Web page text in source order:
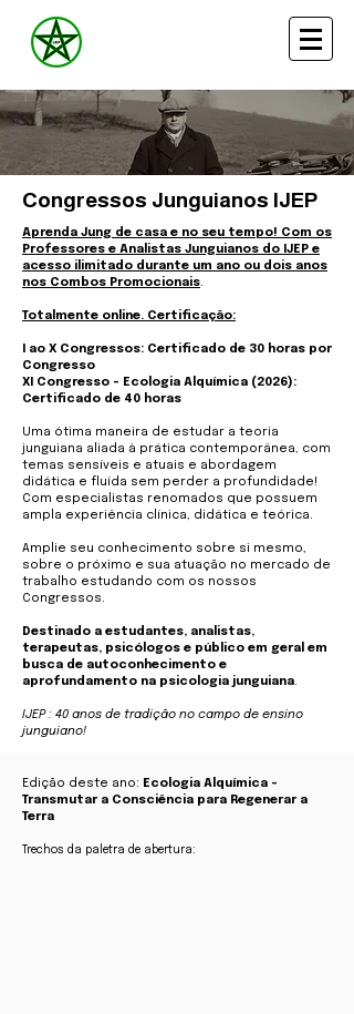
Congressos Junguianos IJEP
Aprenda Jung de casa e no seu tempo! Com os
Professores e Analistas Junguianos do IJEP e
acesso ilimitado durante um ano ou dois anos
nos Combos Promocionais.
Totalmente online. Certificação:
I ao X Congressos: Certificado de 30 horas por
Congresso
XI Congresso - Ecologia Alquímica (2026):
Certificado de 40 horas
Uma ótima maneira de estudar a teoria
junguiana aliada à prática contemporânea, com
temas sensíveis e atuais e abordagem
didática e fluída sem perder a profundidade!
Com especialistas renomados que possuem
ampla experiência clínica, didática e teórica.
Amplie seu conhecimento sobre si mesmo,
sobre o próximo e sua atuação no mercado de
trabalho estudando com os nossos
Congressos.
Destinado a estudantes, analistas,
terapeutas, psicólogos e público em geral em
busca de autoconhecimento e
aprofundamento na psicologia junguiana.
IJEP : 40 anos de tradição no campo de ensino
junguiano!
Edição deste ano: Ecologia Alquímica -
Transmutar a Consciência para Regenerar a
Terra
Trechos da paletra de abertura: